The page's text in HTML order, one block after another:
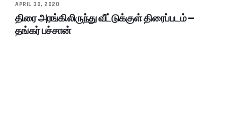
APRIL 30, 2020
திரை அரங்கிலிருந்து வீட்டுக்குள் திரைப்படம் –
தங்கர் பச்சான்